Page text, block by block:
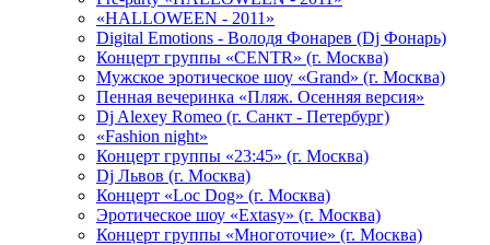
«HALLOWEEN - 2011»
Digital Emotions - Володя Фонарев (Dj Фонарь)
Концерт группы «CENTR» (г. Москва)
Мужское эротическое шоу «Grand» (г. Москва)
Пенная вечеринка «Пляж. Осенняя версия»
Dj Alexey Romeo (г. Санкт - Петербург)
«Fashion night»
Концерт группы «23:45» (г. Москва)
Dj Львов (г. Москва)
Концерт «Loc Dog» (г. Москва)
Эротическое шоу «Extasy» (г. Москва)
Концерт группы «Многоточие» (г. Москва)